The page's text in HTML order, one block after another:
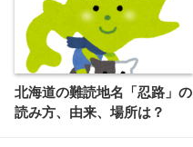
北海道の難読地名「忍路」の
読み方、由来、場所は？